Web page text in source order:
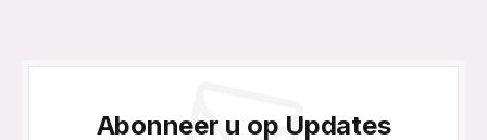
Abonneer u op Updates